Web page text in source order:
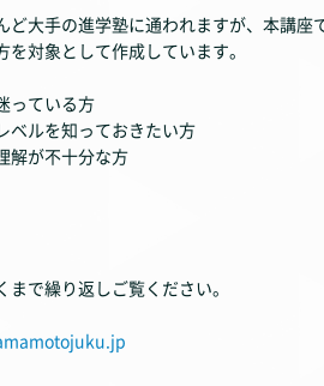
ど大手の進学塾に通われますが、本講
対象として作成しています。
っている方
ベルを知っておきたい方
解が不十分な方
で繰り返しご覧ください。